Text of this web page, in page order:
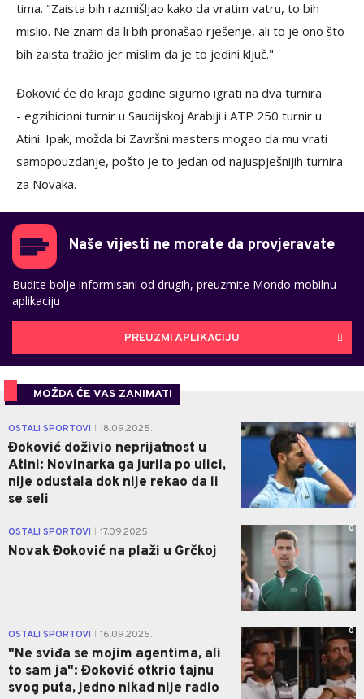
tima. "Zaista bih razmišljao kako da vratim vatru, to bih
mislio. Ne znam da li bih pronašao rješenje, ali to je ono što
bih zaista tražio jer mislim da je to jedini ključ."
Đoković će do kraja godine sigurno igrati na dva turnira
- egzibicioni turnir u Saudijskoj Arabiji i ATP 250 turnir u
Atini. Ipak, možda bi Završni masters mogao da mu vrati
samopouzdanje, pošto je to jedan od najuspješnijih turnira
za Novaka.
Naše vijesti ne morate da provjeravate
Budite bolje informisani od drugih, preuzmite Mondo mobilnu
aplikaciju
PREUZMI APLIKACIJU
MOŽDA ĆE VAS ZANIMATI
OSTALI SPORTOVI 18.09.2025.
Đoković doživio neprijatnost u
Atini: Novinarka ga jurila po ulici,
nije odustala dok nije rekao da li
se seli
0
OSTALI SPORTOVI 17.09.2025.
Novak Đoković na plaži u Grčkoj
0
OSTALI SPORTOVI 16.09.2025.
"Ne sviđa se mojim agentima, ali
to sam ja": Đoković otkrio tajnu
svog puta, jedno nikad nije radio
0